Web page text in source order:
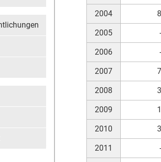
2004 8
2005 -
2006 -
2007 7
2008 3
2009 1
2010 3
2011 -